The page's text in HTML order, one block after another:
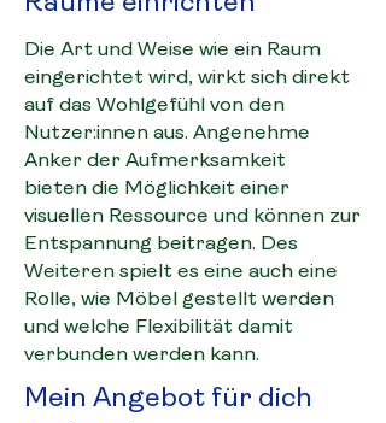
Die Art und Weise wie ein Raum
eingerichtet wird, wirkt sich direkt
auf das Wohlgefühl von den
Nutzer:innen aus. Angenehme
Anker der Aufmerksamkeit
bieten die Möglichkeit einer
visuellen Ressource und können zur
Entspannung beitragen. Des
Weiteren spielt es eine auch eine
Rolle, wie Möbel gestellt werden
und welche Flexibilität damit
verbunden werden kann.
Mein Angebot für dich